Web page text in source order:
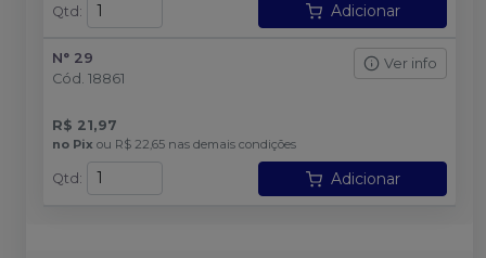
Qtd: Adicionar
N° 29
Cód. 18861
Ver info
R$ 21,97
no Pix ou R$ 22,65 nas demais condições
Qtd : Adicionar